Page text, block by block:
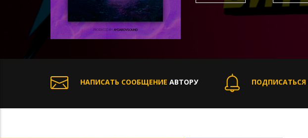
НАПИСАТЬ СООБЩЕНИЕ АВТОРУ ПОДПИСАТЬСЯ